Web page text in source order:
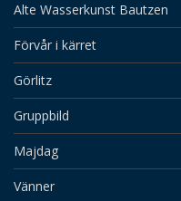
Alte Wasserkunst Bautzen
Förvår i kärret
Görlitz
Gruppbild
Majdag
Vänner